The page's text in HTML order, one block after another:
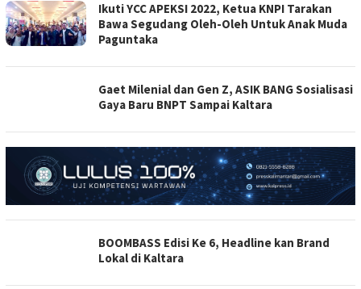
Ikuti YCC APEKSI 2022, Ketua KNPI Tarakan
Bawa Segudang Oleh-Oleh Untuk Anak Muda
Paguntaka
Gaet Milenial dan Gen Z, ASIK BANG Sosialisasi
Gaya Baru BNPT Sampai Kaltara
BOOMBASS Edisi Ke 6, Headline kan Brand
Lokal di Kaltara